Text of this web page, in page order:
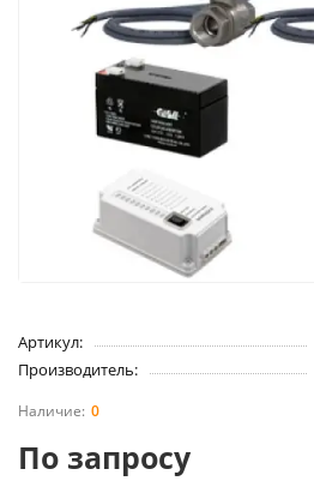
Артикул:
Производитель:
0
По запросу